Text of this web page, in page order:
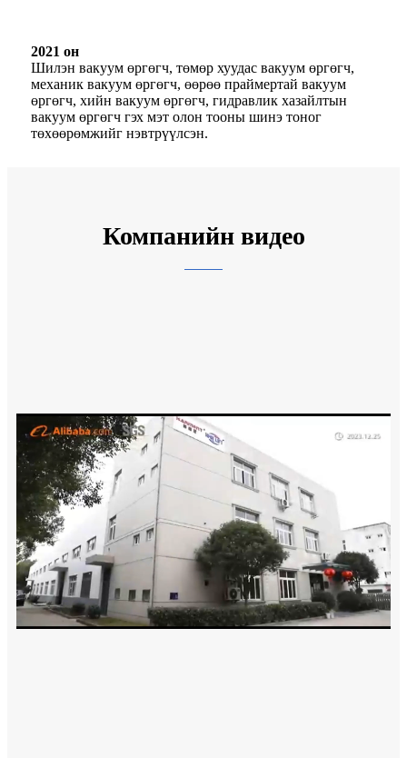
2021 он
Шилэн вакуум өргөгч, төмөр хуудас вакуум өргөгч,
механик вакуум өргөгч, өөрөө праймертай вакуум
өргөгч, хийн вакуум өргөгч, гидравлик хазайлтын
вакуум өргөгч гэх мэт олон тооны шинэ тоног
төхөөрөмжийг нэвтрүүлсэн.
Компанийн видео